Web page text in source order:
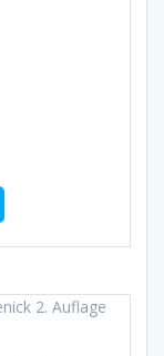
Dieses
auf.